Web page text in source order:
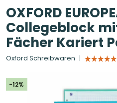
OXFORD
Collegeblock
Fächer Kariert
Oxford Schreibwaren
-12%